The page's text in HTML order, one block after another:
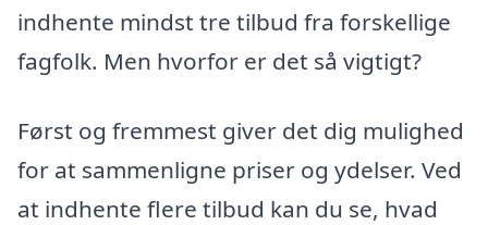
indhente mindst tre tilbud fra forskellige
fagfolk. Men hvorfor er det så vigtigt?
Først og fremmest giver det dig mulighed
for at sammenligne priser og ydelser. Ved
at indhente flere tilbud kan du se, hvad